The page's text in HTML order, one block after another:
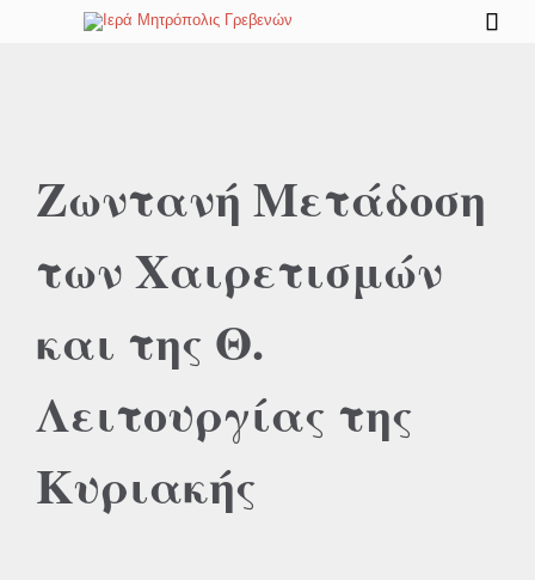

Ζωντανή Μετάδοση
των Χαιρετισμών
και της Θ.
Λειτουργίας της
Κυριακής